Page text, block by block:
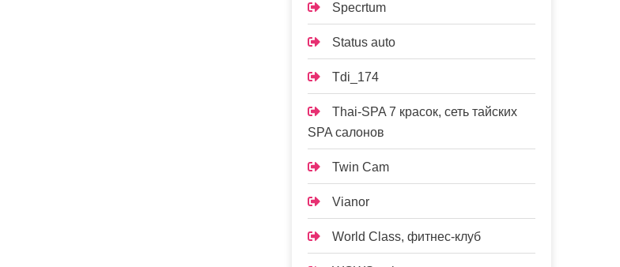
Specrtum
Status auto
Tdi_174
Thai-SPA 7 красок, сеть тайских
SPA салонов
Twin Cam
Vianor
World Class, фитнес-клуб